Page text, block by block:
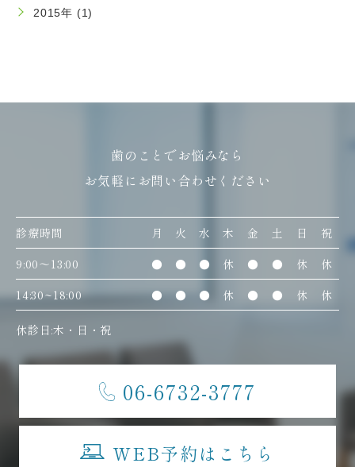
2015年 (1)
歯のことでお悩みなら
お気軽にお問い合わせください
診療時間 月 火 水 木 金 土 日
祝
9:00〜13:00
● ● ● 休 ● ● 休
休
14:30~18:00
● ● ● 休 ● ● 休 休
休診日:木・日・祝
06-6732-3777
WEB予約はこちら